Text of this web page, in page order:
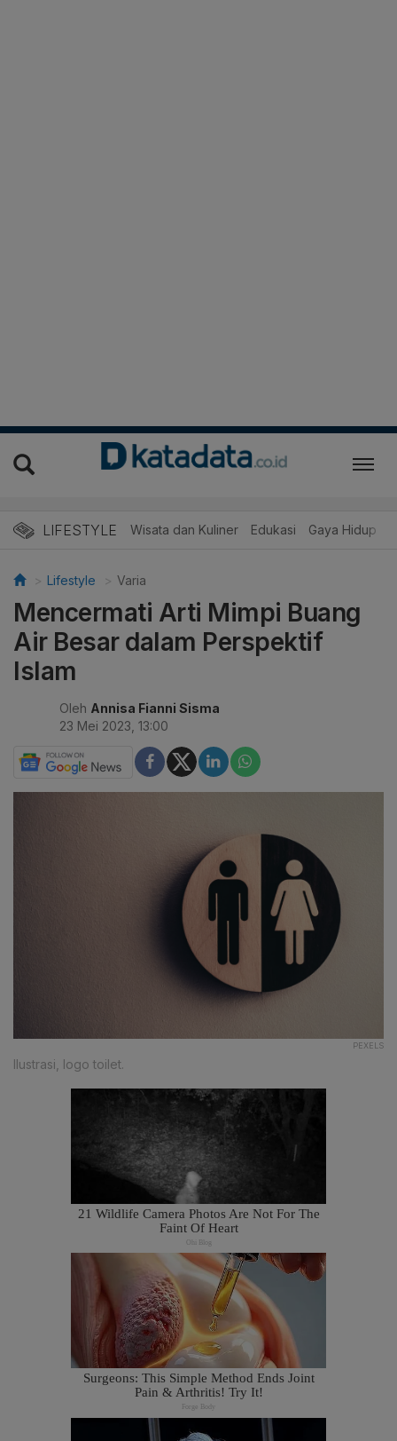
LIFESTYLE Wisata dan Kuliner Edukasi Gaya Hidup
Lifestyle Varia
Mencermati Arti Mimpi Buang
Air Besar dalam Perspektif
Islam
Oleh Annisa Fianni Sisma
23 Mei 2023, 13:00
PEXELS
Ilustrasi, logo toilet.